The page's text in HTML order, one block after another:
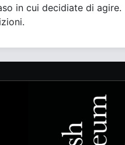
in cui decidiate di agire.